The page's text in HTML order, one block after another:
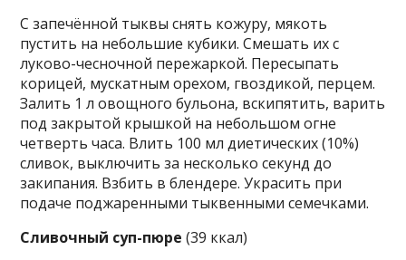
С запечённой тыквы снять кожуру, мякоть
пустить на небольшие кубики. Смешать их с
луково-чесночной пережаркой. Пересыпать
корицей, мускатным орехом, гвоздикой, перцем.
Залить 1 л овощного бульона, вскипятить, варить
под закрытой крышкой на небольшом огне
четверть часа. Влить 100 мл диетических (10%)
сливок, выключить за несколько секунд до
закипания. Взбить в блендере. Украсить при
подаче поджаренными тыквенными семечками.
Сливочный суп-пюре (39 ккал)